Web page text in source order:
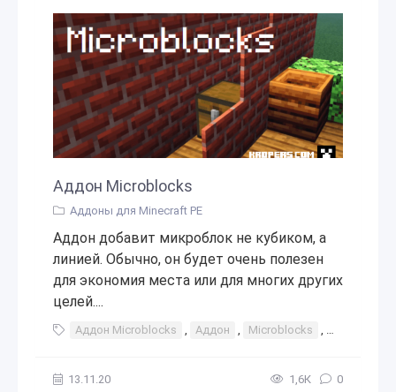
Аддон Microblocks
Аддоны для Minecraft PE
Аддон добавит микроблок не кубиком, а
линией. Обычно, он будет очень полезен
для экономия места или для многих других
целей....
Аддон Microblocks , Аддон , Microblocks , дополнение
13.11.20 1,6К 0